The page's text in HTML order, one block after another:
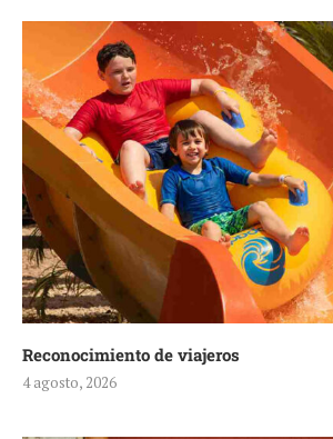
Reconocimiento de viajeros
4 agosto, 2026